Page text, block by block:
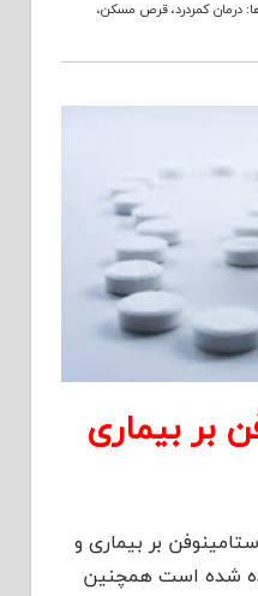
درمان کمردرد،قرص مسکن،
بر بیماری
بر بیماری و
شده است همچنین